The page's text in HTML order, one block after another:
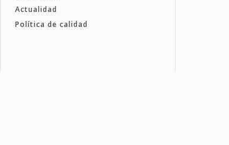
Actualidad
Política de calidad